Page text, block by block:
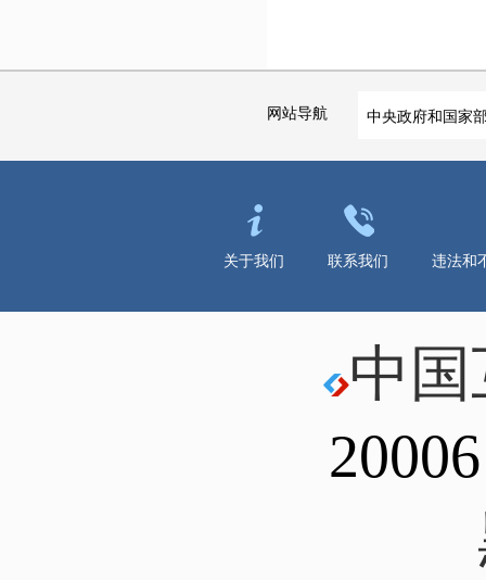
网站导航 中央政府和国家
关于我们 联系我们 违法和
中国
20006